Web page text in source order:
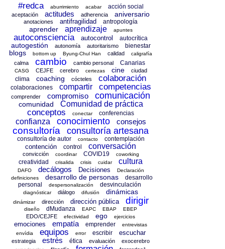
#redca aburrimiento acabar acción social
aceptación actitudes adherencia aniversario
anotaciones antifragilidad antropología
aprender aprendizaje apuntes
autoconsciencia autocontrol autocrítica
autogestión autonomía autoritarismo bienestar
blogs bottom up Byung-Chul Han calidad caligrafía
calma cambio cambio personal Canarias
CASG CEJFE cerebro certezas cine ciudad
clima coaching cócteles colaboración
colaboraciones compartir competencias
comprender compromiso comunicación
comunidad Comunidad de práctica
conceptos conectar conferencias
confianza conocimiento consejos
consultoría consultoría artesana
consultoría de autor contacto contemplación
contención control conversación
convicción coordinar COVID19 coworking
creatividad crisalida crisis cuidar cultura
DAFO decálogos Decisiones
Declaración
definiciones
desarrollo de personas
desarrollo
personal
despersonalización desvinculación
diagnósticar diálogo difusión dinámicas
dinámizar dirección dirección pública dirigir
diseño dMudanza EAPC EBAP EBEP
EDO/CEJFE efectividad ego ejercicios
emociones empatía emprender
entrevistas
envídia
equipos error escribir escuchar
estrategia estrés ética evaluación exocerebro